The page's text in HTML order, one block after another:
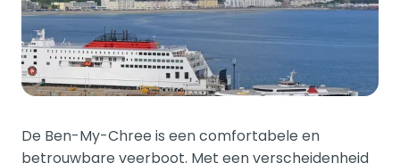
De Ben-My-Chree is een comfortabele en
betrouwbare veerboot. Met een verscheidenheid